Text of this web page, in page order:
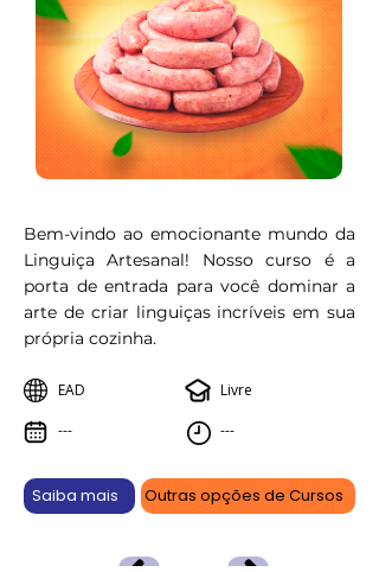
Bem-vindo ao emocionante mundo da
Linguiça Artesanal! Nosso curso é a
porta de entrada para você dominar a
arte de criar linguiças incríveis em sua
própria cozinha.
EAD
---
Livre
---
Saiba mais Outras opções de Cursos